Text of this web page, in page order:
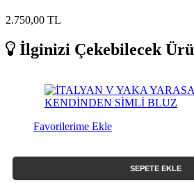
2.750,00 TL
İlginizi Çekebilecek
Favorilerime Ekle
SEPETE EKLE